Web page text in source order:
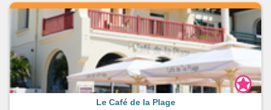
Le Café de la Plage